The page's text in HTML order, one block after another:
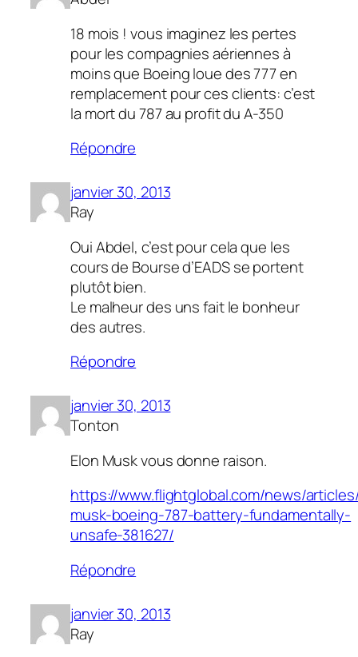
18 mois ! vous imaginez les pertes
pour les compagnies aériennes à
moins que Boeing loue des 777 en
remplacement pour ces clients: c’est
la mort du 787 au profit du A-350
Répondre
janvier 30, 2013
Ray
Oui Abdel, c’est pour cela que les
cours de Bourse d’EADS se portent
plutôt bien.
Le malheur des uns fait le bonheur
des autres.
Répondre
janvier 30, 2013
Tonton
Elon Musk vous donne raison.
https://www.flightglobal.com/news/
musk-boeing-787-battery-fundamentally-
unsafe-381627/
Répondre
janvier 30, 2013
Ray